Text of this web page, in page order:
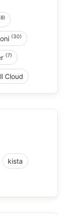
(30)
(7)
Cloud
kista